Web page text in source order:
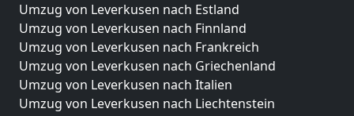
Umzug von Leverkusen nach Estland
Umzug von Leverkusen nach Finnland
Umzug von Leverkusen nach Frankreich
Umzug von Leverkusen nach Griechenland
Umzug von Leverkusen nach Italien
Umzug von Leverkusen nach Liechtenstein